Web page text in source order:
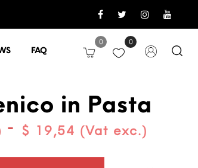
FAQ
0 0
in Pasta
- $ 19,54 (Vat exc.)